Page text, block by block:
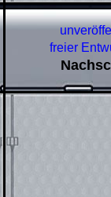
freier